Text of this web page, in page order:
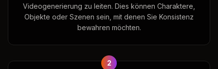
Videogenerierung zu leiten. Dies können Charaktere,
Objekte oder Szenen sein, mit denen Sie Konsistenz
bewahren möchten.
2